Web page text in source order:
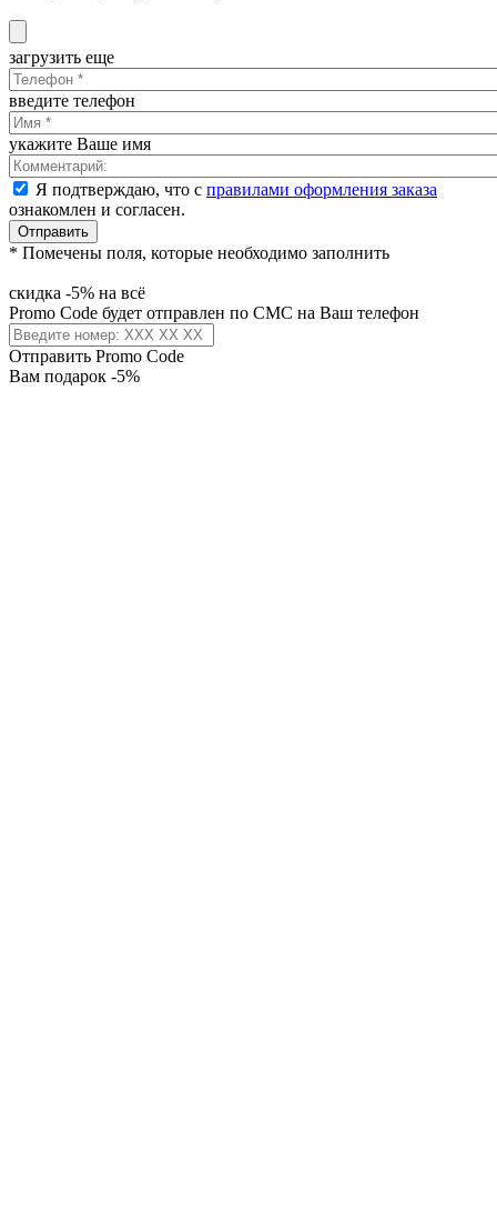
загрузить еще
введите телефон
укажите Ваше имя
Я подтверждаю, что с правилами оформления заказа
ознакомлен и согласен.
Отправить
* Помечены поля, которые необходимо заполнить
скидка -5% на всё
Promo Code будет отправлен по СМС на Ваш телефон
Отправить Promo Code
Вам подарок -5%